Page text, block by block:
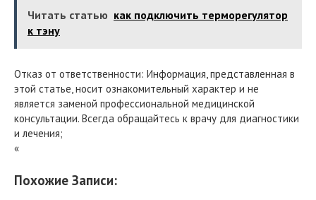
Читать статью как подключить терморегулятор
к тэну
Отказ от ответственности: Информация, представленная в
этой статье, носит ознакомительный характер и не
является заменой профессиональной медицинской
консультации. Всегда обращайтесь к врачу для диагностики
и лечения;
«
Похожие Записи: